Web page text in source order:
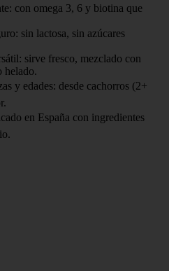
con omega 3, 6 y biotina que
sin lactosa, sin azúcares
sirve fresco, mezclado con
helado.
y edades: desde cachorros (2+
en España con ingredientes